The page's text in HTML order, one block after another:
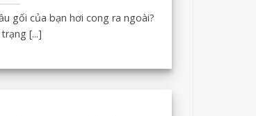
gối của bạn hơi cong ra ngoài?
[...]